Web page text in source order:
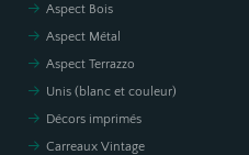
Aspect Bois
Aspect Métal
Aspect Terrazzo
Unis (blanc et couleur)
Décors imprimés
Carreaux Vintage